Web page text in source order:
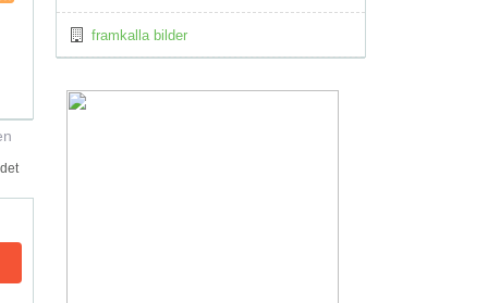
framkalla bilder